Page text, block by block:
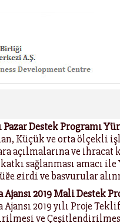
Pazar Destek Programı
Küçük ve orta ölçekli
açılmalarına ve
sağlanması amacı ile
girdi ve başvurular
2019 Mali Destek
2019 yılı Proje
ve